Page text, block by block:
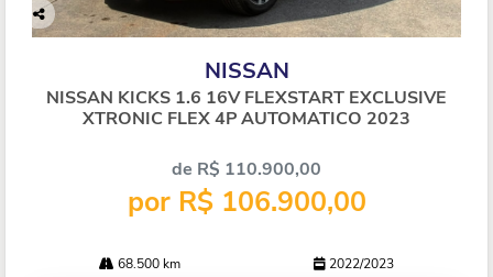
Co
lhe
NISSAN
NISSAN KICKS 1.6 16V FLEXSTART EXCLUSIVE
XTRONIC FLEX 4P AUTOMATICO 2023
de R$ 110.900,00
por R$ 106.900,00
68.500 km 2022/2023